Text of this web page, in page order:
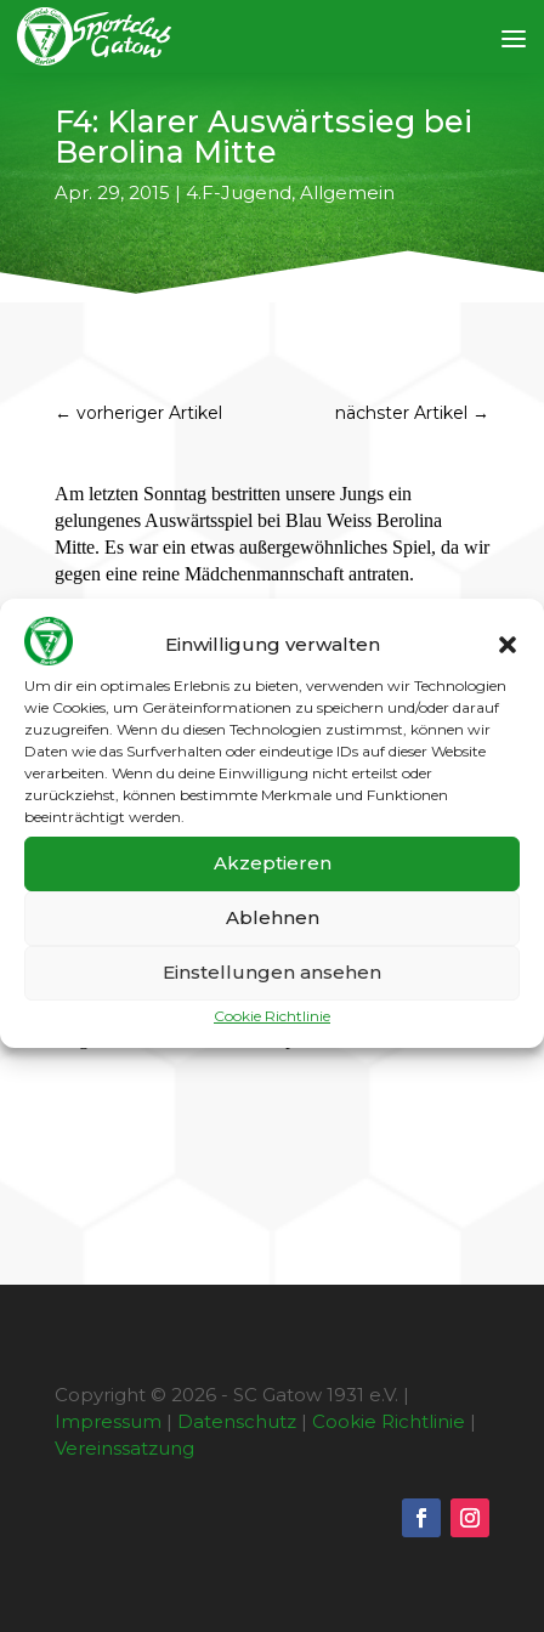
Einwilligung verwalten
Um dir ein optimales Erlebnis zu bieten, verwenden wir Technologien
wie Cookies, um Geräteinformationen zu speichern und/oder darauf
zuzugreifen. Wenn du diesen Technologien zustimmst, können wir
Daten wie das Surfverhalten oder eindeutige IDs auf dieser Website
verarbeiten. Wenn du deine Einwilligung nicht erteilst oder
zurückziehst, können bestimmte Merkmale und Funktionen
beeinträchtigt werden.
Akzeptieren
Ablehnen
Einstellungen ansehen
Cookie Richtlinie
F4: Klarer Auswärtssieg bei
Berolina Mitte
Apr. 29, 2015| 4.F-Jugend,Allgemein
← vorheriger Artikel nächster Artikel →
Am letzten Sonntag bestritten unsere Jungs ein
gelungenes Auswärtsspiel bei Blau Weiss Berolina
Mitte. Es war ein etwas außergewöhnliches Spiel, da wir
gegen eine reine Mädchenmannschaft antraten.
Aus diesem Grunde hielten sich unsere Jungs deutlich
im Zweikampf und Pressing zurück (ungewollt ), und
führten dennoch 8:0 zur Halbzeit.
Die Gegner verloren jedoch auch nach dem 10:0 nicht
ihren Ehrgeiz und Kampfwillen, worauf sie dann auch
nach zwei Unachtsamkeiten unserer Jungs zwei
Ehrentreffer erzielten.
Danach rissen sich die Jungs wieder zusammen und
brachten das Spiel mit 16:2 zu Ende.
Unsere Spieler waren : Milan, Löwe, Niclas, Carlo, Jul,
Unser grosser Respekt gillt den Mädels von Blau Weiss,
welche sich trotz reinem Jungenspielbetrieb nicht
Copyright © 2026 - SC Gatow 1931 e.V. |
Impressum | Datenschutz| Cookie Richtlinie |
Vereinssatzung